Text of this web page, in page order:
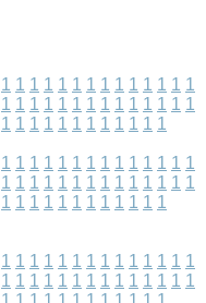
1 1 1 1 1 1 1 1 1 1 1 1 1 1
1 1 1 1 1 1 1 1 1 1 1 1 1 1
1 1 1 1 1 1 1 1 1 1 1 1
1 1 1 1 1 1 1 1 1 1 1 1 1 1
1 1 1 1 1 1 1 1 1 1 1 1 1 1
1 1 1 1 1 1 1 1 1 1 1 1
1 1 1 1 1 1 1 1 1 1 1 1 1 1
1 1 1 1 1 1 1 1 1 1 1 1 1 1